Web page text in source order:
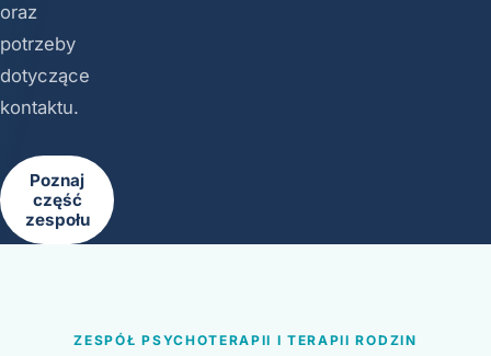
oraz
potrzeby
dotyczące
kontaktu.
Poznaj
część
zespołu
ZESPÓŁ PSYCHOTERAPII I TERAPII RODZIN